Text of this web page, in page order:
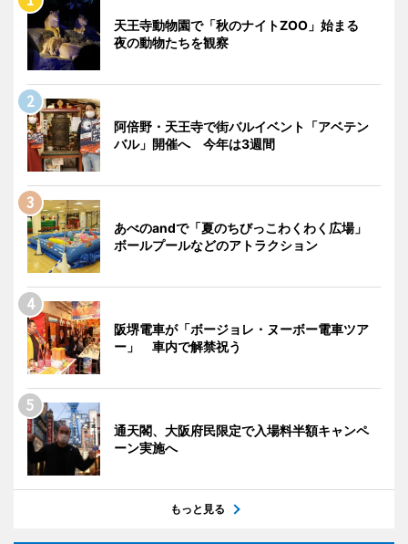
天王寺動物園で「秋のナイトZOO」始まる
夜の動物たちを観察
阿倍野・天王寺で街バルイベント「アベテン
バル」開催へ 今年は3週間
あべのandで「夏のちびっこわくわく広場」
ボールプールなどのアトラクション
阪堺電車が「ボージョレ・ヌーボー電車ツア
ー」 車内で解禁祝う
通天閣、大阪府民限定で入場料半額キャンペ
ーン実施へ
もっと見る